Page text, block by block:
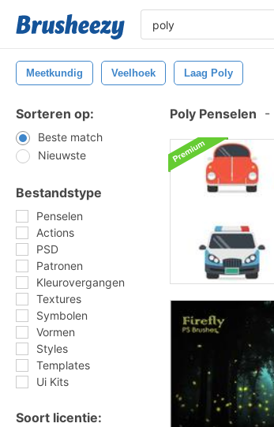
Meetkundig Veelhoek Laag Poly
Sorteren op:
Beste match
Nieuwste
Bestandstype
Penselen
Actions
PSD
Patronen
Kleurovergangen
Textures
Symbolen
Vormen
Styles
Templates
Ui Kits
Soort licentie:
Poly Penselen -